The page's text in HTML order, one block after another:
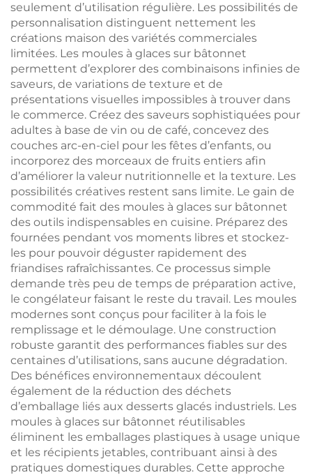
seulement d’utilisation régulière. Les possibilités de
personnalisation distinguent nettement les
créations maison des variétés commerciales
limitées. Les moules à glaces sur bâtonnet
permettent d’explorer des combinaisons infinies de
saveurs, de variations de texture et de
présentations visuelles impossibles à trouver dans
le commerce. Créez des saveurs sophistiquées pour
adultes à base de vin ou de café, concevez des
couches arc-en-ciel pour les fêtes d’enfants, ou
incorporez des morceaux de fruits entiers afin
d’améliorer la valeur nutritionnelle et la texture. Les
possibilités créatives restent sans limite. Le gain de
commodité fait des moules à glaces sur bâtonnet
des outils indispensables en cuisine. Préparez des
fournées pendant vos moments libres et stockez-
les pour pouvoir déguster rapidement des
friandises rafraîchissantes. Ce processus simple
demande très peu de temps de préparation active,
le congélateur faisant le reste du travail. Les moules
modernes sont conçus pour faciliter à la fois le
remplissage et le démoulage. Une construction
robuste garantit des performances fiables sur des
centaines d’utilisations, sans aucune dégradation.
Des bénéfices environnementaux découlent
également de la réduction des déchets
d’emballage liés aux desserts glacés industriels. Les
moules à glaces sur bâtonnet réutilisables
éliminent les emballages plastiques à usage unique
et les récipients jetables, contribuant ainsi à des
pratiques domestiques durables. Cette approche